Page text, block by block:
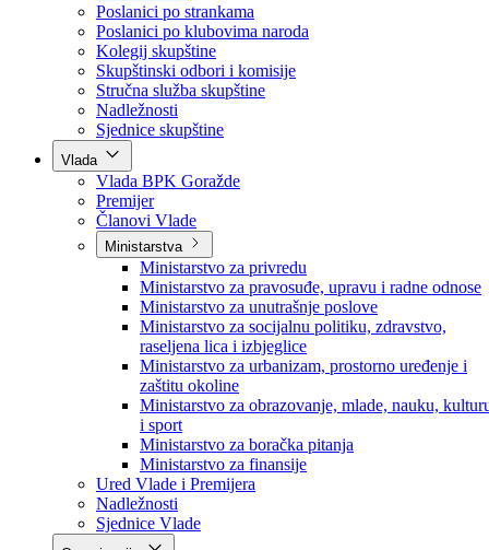
Skupština
Skupština BPK Goražde
Rukovodstvo
Poslanici po strankama
Poslanici po klubovima naroda
Kolegij skupštine
Skupštinski odbori i komisije
Stručna služba skupštine
Nadležnosti
Sjednice skupštine
Vlada
Vlada BPK Goražde
Premijer
Članovi Vlade
Ministarstva
Ministarstvo za privredu
Ministarstvo za pravosuđe, upravu i radne odnose
Ministarstvo za unutrašnje poslove
Ministarstvo za socijalnu politiku, zdravstvo,
raseljena lica i izbjeglice
Ministarstvo za urbanizam, prostorno uređenje i
zaštitu okoline
Ministarstvo za obrazovanje, mlade, nauku,
i sport
Ministarstvo za boračka pitanja
Ministarstvo za finansije
Ured Vlade i Premijera